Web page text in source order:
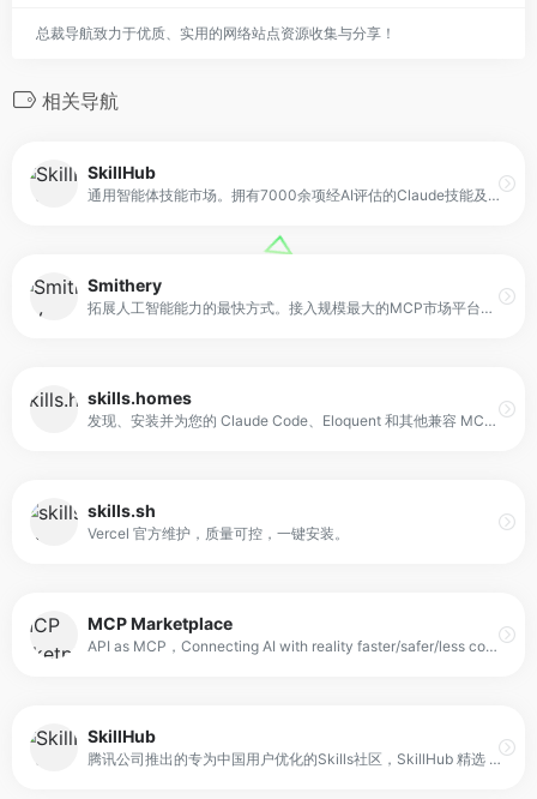
总裁导航致力于优质、实用的网络站点资源收集与分享！
相关导航
SkillHub
通用智能体技能市场。拥有7000余项经AI评估的Claude技能及智能体技能，兼容Claude Code、Codex CLI、Gemini CLI与OpenCode。可在Playground中即刻试用技能，一键安装至所有智能体。采用以质量为核心的精选机制，并通过大模型进行五维度评估。
Smithery
拓展人工智能能力的最快方式。接入规模最大的MCP市场平台，或依托内置的可观测性与分发能力发布你自己的MCP。
skills.homes
发现、安装并为您的 Claude Code、Eloquent 和其他兼容 MCP 的 Agent 创建能力。
skills.sh
Vercel 官方维护，质量可控，一键安装。
MCP Marketplace
API as MCP，Connecting AI with reality faster/safer/less costly
SkillHub
腾讯公司推出的专为中国用户优化的Skills社区，SkillHub 精选 Top 50 高质量 AI Skills，经过安全审核与多维度评估，助你发现最实用的 AI 技能。